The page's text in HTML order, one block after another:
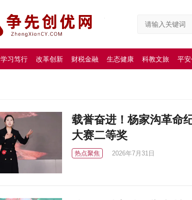
学习笃行 改革创新 财税金融 生态健康 科教文旅 平
载誉奋进！杨家沟革命
大赛二等奖
热点聚焦 2026年7月31日